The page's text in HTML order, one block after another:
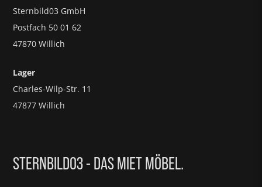
Sternbild03 GmbH
Postfach 50 01 62
47870 Willich
Lager
Charles-Wilp-Str. 11
47877 Willich
STERNBILD03 - DAS MIET MÖBEL.